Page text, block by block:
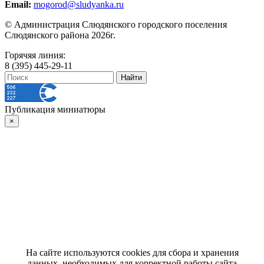
Email: mogorod@sludyanka.ru
© Администрация Слюдянского городского поселения
Слюдянского района 2026г.
Горячяя линия:
8 (395) 445-29-11
Публикация миниатюры
×
На сайте используются cookies для сбора и хранения